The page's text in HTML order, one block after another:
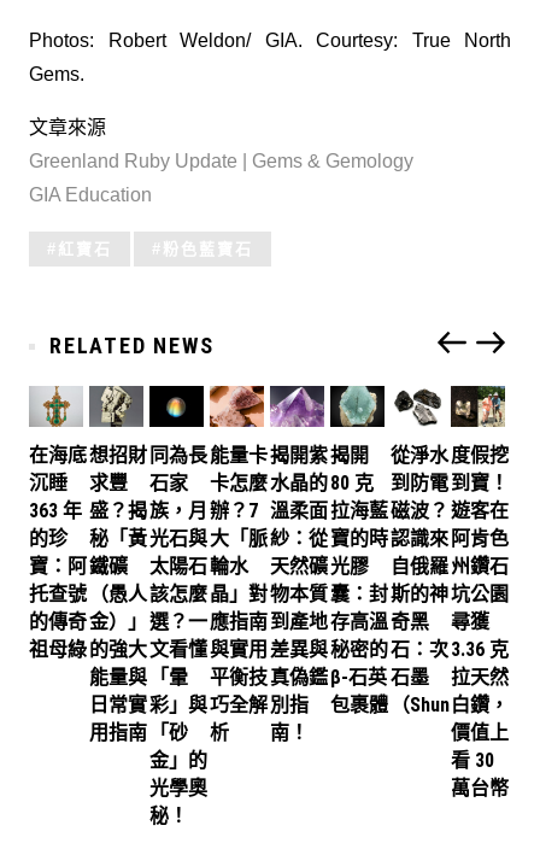
Photos: Robert Weldon/ GIA. Courtesy: True North
Gems.
文章來源
Greenland Ruby Update | Gems & Gemology
GIA Education
Tagged
紅寶石 粉色藍寶石
RELATED NEWS
在海底
沉睡
363 年
的珍
寶：阿
托查號
的傳奇
祖母綠
想招財
求豐
盛？揭
秘「黃
鐵礦
（愚人
金）」
的強大
能量與
日常實
用指南
同為長
石家
族，月
光石與
太陽石
該怎麼
選？一
文看懂
「暈
彩」與
「砂
金」的
光學奧
秘！
能量卡
卡怎麼
辦？7
大「脈
輪水
晶」對
應指南
與實用
平衡技
巧全解
析
揭開紫
水晶的
溫柔面
紗：從
天然礦
物本質
到產地
差異與
真偽鑑
別指
南！
揭開
80 克
拉海藍
寶的時
光膠
囊：封
存高溫
秘密的
β-石英
包裹體
從淨水
到防電
磁波？
認識來
自俄羅
斯的神
奇黑
石：次
石墨
（Shungite）
度假挖
到寶！
遊客在
阿肯色
州鑽石
坑公園
尋獲
3.36 克
拉天然
白鑽，
價值上
看 30
萬台幣